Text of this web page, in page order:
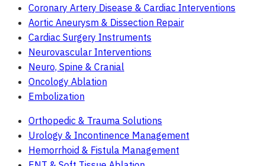
Coronary Artery Disease & Cardiac Interventions
Aortic Aneurysm & Dissection Repair
Cardiac Surgery Instruments
Neurovascular Interventions
Neuro, Spine & Cranial
Oncology Ablation
Embolization
Orthopedic & Trauma Solutions
Urology & Incontinence Management
Hemorrhoid & Fistula Management